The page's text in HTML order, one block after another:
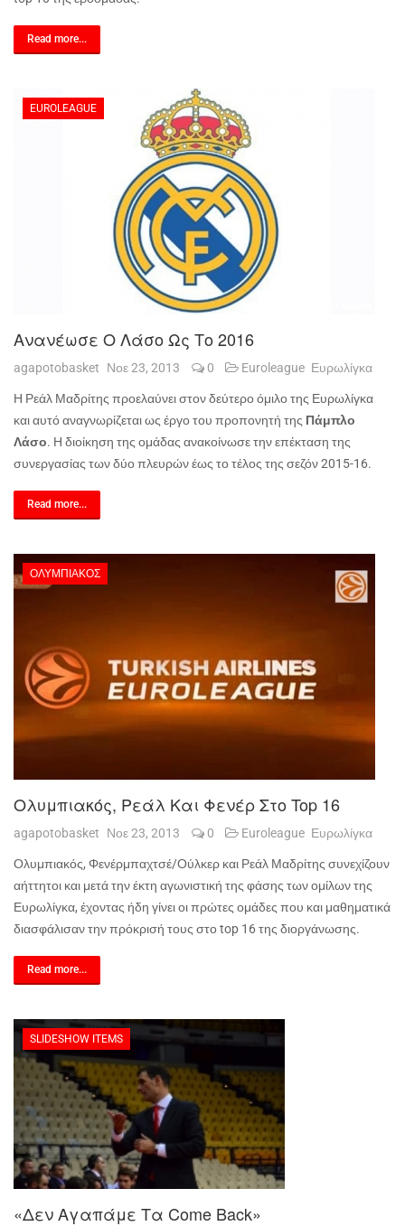
Read more...
EUROLEAGUE
Ανανέωσε Ο Λάσο Ως Το 2016
agapotobasket Νοε 23, 2013 0 Euroleague Ευρωλίγκα
Η Ρεάλ Μαδρίτης προελαύνει στον δεύτερο όμιλο της Ευρωλίγκα
και αυτό αναγνωρίζεται ως έργο του προπονητή της Πάμπλο
Λάσο. Η διοίκηση της ομάδας ανακοίνωσε την επέκταση της
συνεργασίας των δύο πλευρών έως το τέλος της σεζόν 2015-16.
Read more...
ΟΛΥΜΠΙΑΚΌΣ
Ολυμπιακός, Ρεάλ Και Φενέρ Στο Top 16
agapotobasket Νοε 23, 2013 0 Euroleague Ευρωλίγκα
Ολυμπιακός, Φενέρμπαχτσέ/Ούλκερ και Ρεάλ Μαδρίτης συνεχίζουν
αήττητοι και μετά την έκτη αγωνιστική της φάσης των ομίλων της
Ευρωλίγκα, έχοντας ήδη γίνει οι πρώτες ομάδες που και μαθηματικά
διασφάλισαν την πρόκρισή τους στοtop 16 της διοργάνωσης.
Read more...
SLIDESHOW ITEMS
«Δεν Αγαπάμε Τα Come Back»